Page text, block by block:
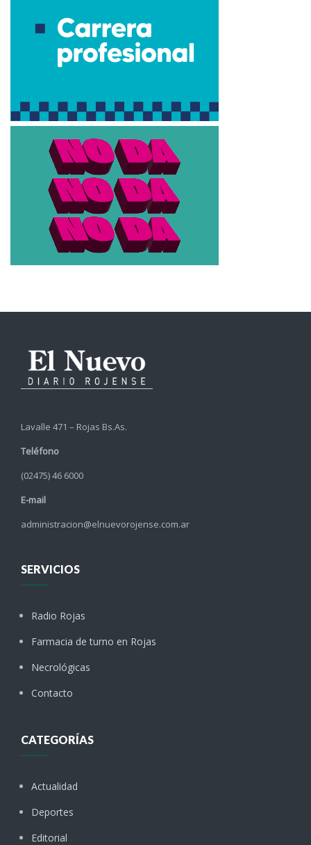
Lavalle 471 – Rojas Bs.As.
Teléfono
(02475) 46 6000
E-mail
administracion@elnuevorojense.com.ar
SERVICIOS
Radio Rojas
Farmacia de turno en Rojas
Necrológicas
Contacto
CATEGORÍAS
Actualidad
Deportes
Editorial